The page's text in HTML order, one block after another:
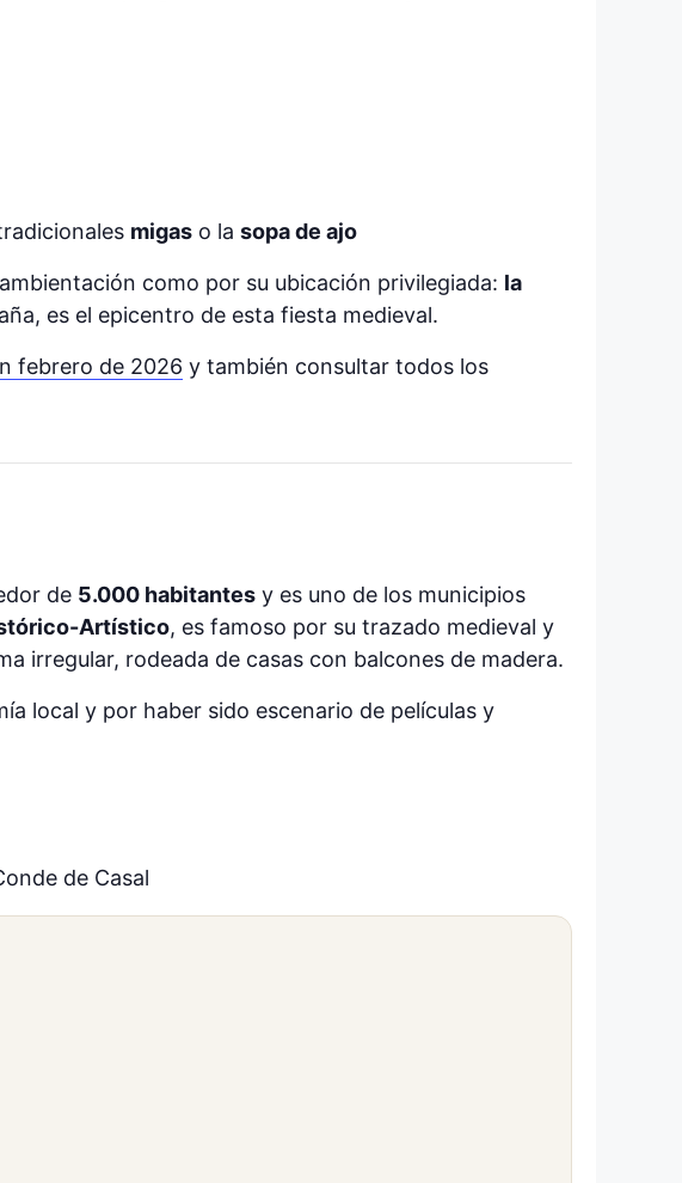
migas o la sopa de ajo
como por su ubicación privilegiada: la
es el epicentro de esta fiesta medieval.
febrero de 2026 y también consultar todos los
de 5.000 habitantes y es uno de los municipios
Artístico, es famoso por su trazado medieval y
irregular, rodeada de casas con balcones de madera.
local y por haber sido escenario de películas y
de Casal